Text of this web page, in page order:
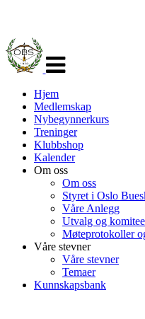
navigasjon
Hjem
Medlemskap
Nybegynnerkurs
Treninger
Klubbshop
Kalender
Om oss
Om oss
Styret i Oslo
Våre Anlegg
Utvalg og
Møteprotokoller
Våre stevner
Våre stevner
Temaer
Kunnskapsbank